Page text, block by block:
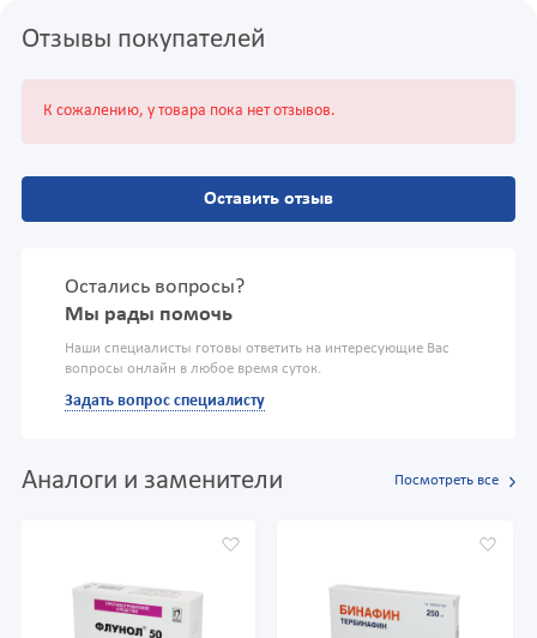
Отзывы покупателей
К сожалению, у товара пока нет отзывов.
Оставить отзыв
Остались вопросы?
Мы рады помочь
Наши специалисты готовы ответить на интересующие Вас
вопросы онлайн в любое время суток.
Задать вопрос специалисту
Аналоги и заменители Посмотреть все